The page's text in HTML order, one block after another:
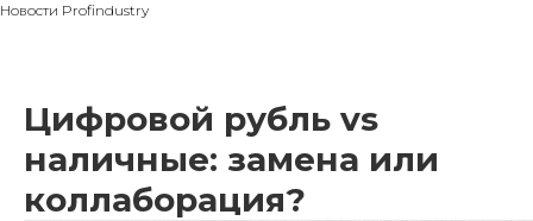
Новости Profindustry
Цифровой рубль vs
наличные: замена или
коллаборация?